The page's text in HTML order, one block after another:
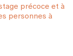
précoce et à
personnes à